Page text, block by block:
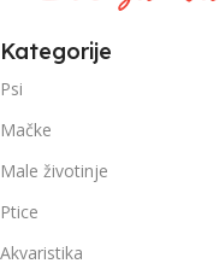
Kategorije
Psi
Mačke
Male životinje
Ptice
Akvaristika